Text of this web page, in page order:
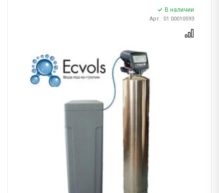
В наличии
Арт.: 01.00010593